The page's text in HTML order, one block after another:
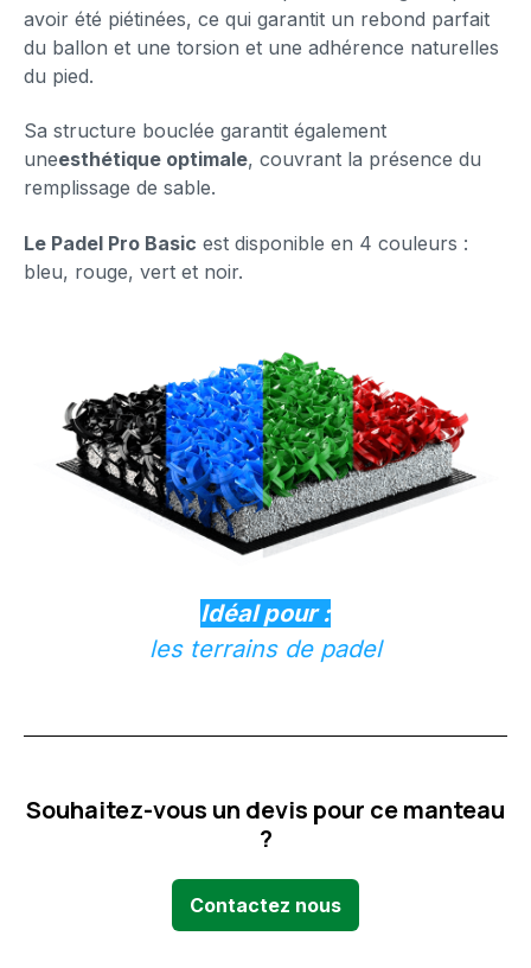
avoir été piétinées, ce qui garantit un rebond parfait
du ballon et une torsion et une adhérence naturelles
du pied.
Sa structure bouclée garantit également
uneesthétique optimale, couvrant la présence du
remplissage de sable.
Le Padel Pro Basic est disponible en 4 couleurs :
bleu, rouge, vert et noir.
Idéal pour :
les terrains de padel
Souhaitez-vous un devis pour ce manteau
?
Contactez nous